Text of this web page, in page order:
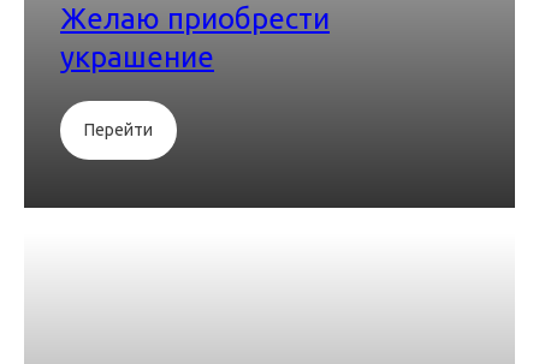
Желаю приобрести
украшение
Перейти